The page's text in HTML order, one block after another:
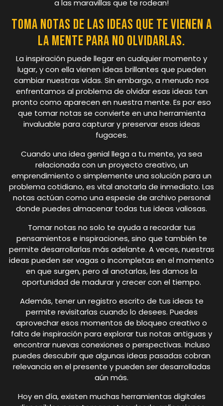
a las maravillas que te rodean!
Toma notas de las ideas que te vienen a
la mente para no olvidarlas.
La inspiración puede llegar en cualquier momento y
lugar, y con ella vienen ideas brillantes que pueden
cambiar nuestras vidas. Sin embargo, a menudo nos
enfrentamos al problema de olvidar esas ideas tan
pronto como aparecen en nuestra mente. Es por eso
que tomar notas se convierte en una herramienta
invaluable para capturar y preservar esas ideas
fugaces.
Cuando una idea genial llega a tu mente, ya sea
relacionada con un proyecto creativo, un
emprendimiento o simplemente una solución para un
problema cotidiano, es vital anotarla de inmediato. Las
notas actúan como una especie de archivo personal
donde puedes almacenar todas tus ideas valiosas.
Tomar notas no solo te ayuda a recordar tus
pensamientos e inspiraciones, sino que también te
permite desarrollarlas más adelante. A veces, nuestras
ideas pueden ser vagas o incompletas en el momento
en que surgen, pero al anotarlas, les damos la
oportunidad de madurar y crecer con el tiempo.
Además, tener un registro escrito de tus ideas te
permite revisitarlas cuando lo desees. Puedes
aprovechar esos momentos de bloqueo creativo o
falta de inspiración para explorar tus notas antiguas y
encontrar nuevas conexiones o perspectivas. Incluso
puedes descubrir que algunas ideas pasadas cobran
relevancia en el presente y pueden ser desarrolladas
aún más.
Hoy en día, existen muchas herramientas digitales